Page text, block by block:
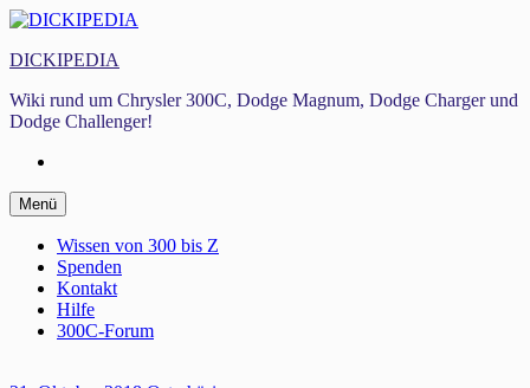
Zum
springen
DICKIPEDIA
Wiki rund um Chrysler 300C, Dodge Magnum, Dodge Charger und
Dodge Challenger!
Menü Zum
Inhalt
springen
Wissen von 300 bis Z
Spenden
Kontakt
Hilfe
300C-Forum